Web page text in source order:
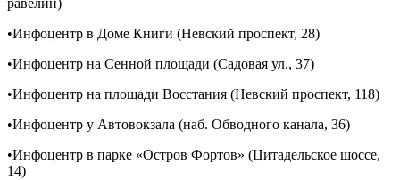
равелин)
•Инфоцентр в Доме Книги (Невский проспект, 28)
•Инфоцентр на Сенной площади (Садовая ул., 37)
•Инфоцентр на площади Восстания (Невский проспект, 118)
•Инфоцентр у Автовокзала (наб. Обводного канала, 36)
•Инфоцентр в парке «Остров Фортов» (Цитадельское шоссе,
14)